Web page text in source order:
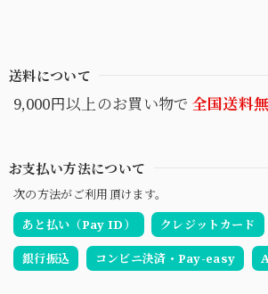
送料について
9,000円以上のお買い物で 全国送料
お支払い方法について
次の方法がご利用頂けます。
あと払い（Pay ID）
クレジットカード
銀行振込 コンビニ決済・Pay-easy